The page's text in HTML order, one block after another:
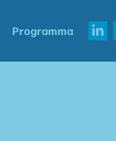
Programma